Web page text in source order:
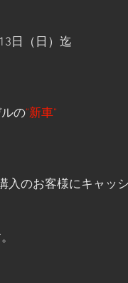
日（日）迄
の"新車"
入のお客様にキャッ